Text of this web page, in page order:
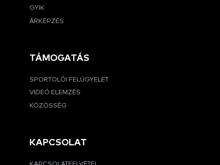
GYIK
ÁRKÉPZÉS
TÁMOGATÁS
SPORTOLÓI FELÜGYELET
VIDEÓ ELEMZÉS
KÖZÖSSÉG
KAPCSOLAT